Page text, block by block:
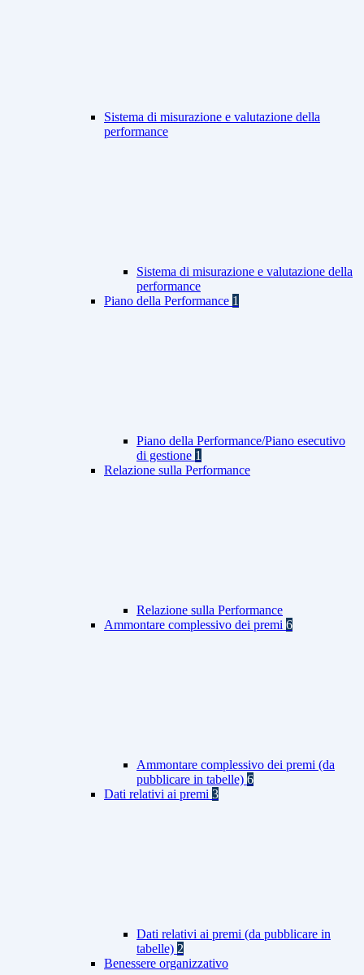
Sistema di misurazione e valutazione della
performance
Sistema di misurazione e valutazione della
performance
Piano della Performance 1
Piano della Performance/Piano esecutivo
di gestione 1
Relazione sulla Performance
Relazione sulla Performance
Ammontare complessivo dei premi 6
Ammontare complessivo dei premi (da
pubblicare in tabelle) 6
Dati relativi ai premi 3
Dati relativi ai premi (da pubblicare in
tabelle) 2
Benessere organizzativo